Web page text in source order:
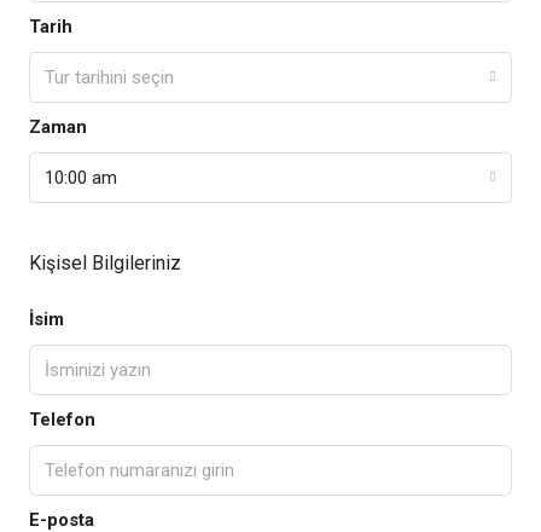
Tarih
Tur tarihini seçin
Zaman
10:00 am
Kişisel Bilgileriniz
İsim
Telefon
E-posta